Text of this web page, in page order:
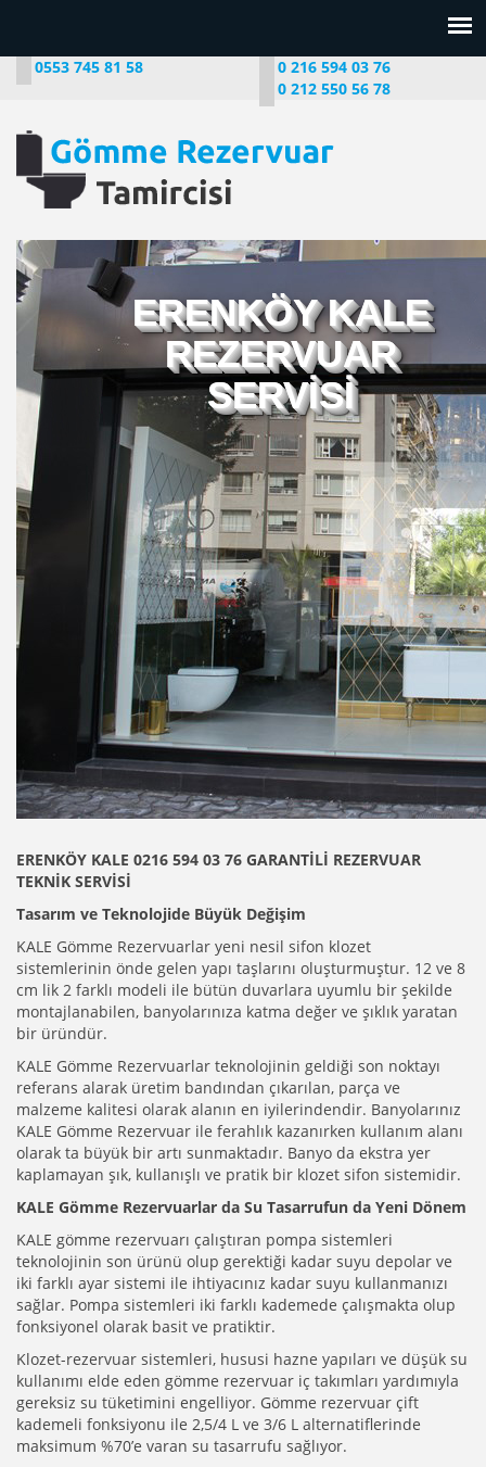
0553 745 81 58
0 216 594 03 76
0 212 550 56 78
ERENKÖY KALE
REZERVUAR
SERVİSİ
ERENKÖY KALE 0216 594 03 76 GARANTİLİ REZERVUAR
TEKNİK SERVİSİ
Tasarım ve Teknolojide Büyük Değişim
KALE Gömme Rezervuarlar yeni nesil sifon klozet
sistemlerinin önde gelen yapı taşlarını oluşturmuştur. 12 ve 8
cm lik 2 farklı modeli ile bütün duvarlara uyumlu bir şekilde
montajlanabilen, banyolarınıza katma değer ve şıklık yaratan
bir üründür.
KALE Gömme Rezervuarlar teknolojinin geldiği son noktayı
referans alarak üretim bandından çıkarılan, parça ve
malzeme kalitesi olarak alanın en iyilerindendir. Banyolarınız
KALE Gömme Rezervuar ile ferahlık kazanırken kullanım alanı
olarak ta büyük bir artı sunmaktadır. Banyo da ekstra yer
kaplamayan şık, kullanışlı ve pratik bir klozet sifon sistemidir.
KALE Gömme Rezervuarlar da Su Tasarrufun da Yeni Dönem
KALE gömme rezervuarı çalıştıran pompa sistemleri
teknolojinin son ürünü olup gerektiği kadar suyu depolar ve
iki farklı ayar sistemi ile ihtiyacınız kadar suyu kullanmanızı
sağlar. Pompa sistemleri iki farklı kademede çalışmakta olup
fonksiyonel olarak basit ve pratiktir.
Klozet-rezervuar sistemleri, hususi hazne yapıları ve düşük su
kullanımı elde eden gömme rezervuar iç takımları yardımıyla
gereksiz su tüketimini engelliyor. Gömme rezervuar çift
kademeli fonksiyonu ile 2,5/4 L ve 3/6 L alternatiflerinde
maksimum %70’e varan su tasarrufu sağlıyor.